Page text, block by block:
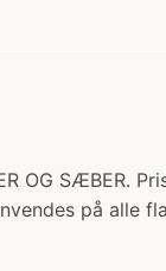
OG
på alle